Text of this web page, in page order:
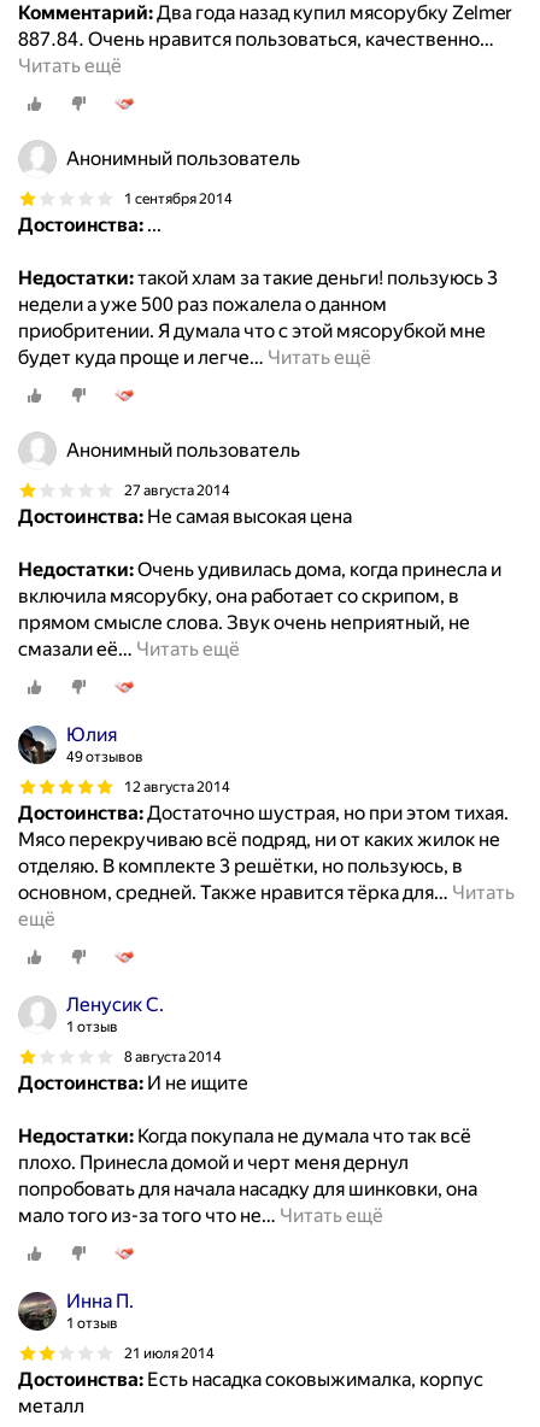
Комментарий:Два года назад купил мясорубку Zelmer
887.84. Очень нравится пользоваться, качественно…
Читать ещё
Анонимный пользователь
1 сентября 2014
Достоинства: ...
Недостатки:такой хлам за такие деньги! пользуюсь 3
недели а уже 500 раз пожалела о данном
приобритении. Я думала что с этой мясорубкой мне
будет куда проще и легче… Читать ещё
Анонимный пользователь
27 августа 2014
Достоинства: Не самая высокая цена
Недостатки:Очень удивилась дома, когда принесла и
включила мясорубку, она работает со скрипом, в
прямом смысле слова. Звук очень неприятный, не
смазали её… Читать ещё
Юлия
49 отзывов
12 августа 2014
Достоинства:Достаточно шустрая, но при этом тихая.
Мясо перекручиваю всё подряд, ни от каких жилок не
отделяю. В комплекте 3 решётки, но пользуюсь, в
основном, средней. Также нравится тёрка для… Читать
ещё
Ленусик С.
1 отзыв
8 августа 2014
Достоинства: И не ищите
Недостатки: Когда покупала не думала что так всё
плохо. Принесла домой и черт меня дернул
попробовать для начала насадку для шинковки, она
мало того из-за того что не… Читать ещё
Инна П.
1 отзыв
21 июля 2014
Достоинства: Есть насадка соковыжималка, корпус
металл